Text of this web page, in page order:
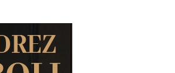
Príncipes de
Asturias